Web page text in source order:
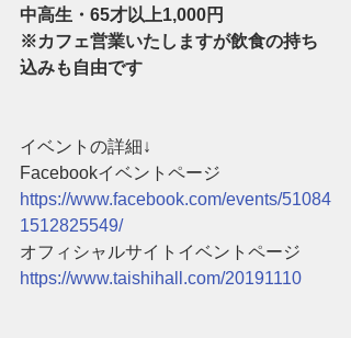
中高生・65才以上1,000円
※カフェ営業いたしますが飲食の持ち
込みも自由です
イベントの詳細↓
Facebookイベントページ
https://www.facebook.com/events/51084
1512825549/
オフィシャルサイトイベントページ
https://www.taishihall.com/20191110